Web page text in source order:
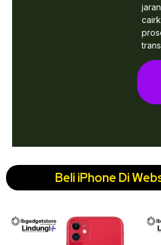
Beli iPhone Di